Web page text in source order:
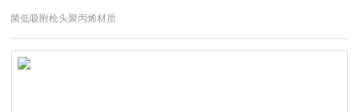
菌低吸附枪头聚丙烯材质